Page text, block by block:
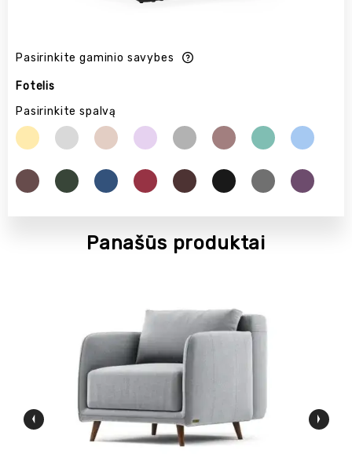
Pasirinkite gaminio savybes
Fotelis
Pasirinkite spalvą
Panašūs produktai